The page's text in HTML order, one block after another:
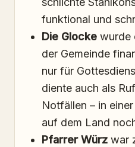
funktional und
Die Glocke wurde
der Gemeinde
nur für
diente auch als
Notfällen – in
auf dem Land
Pfarrer Würz war